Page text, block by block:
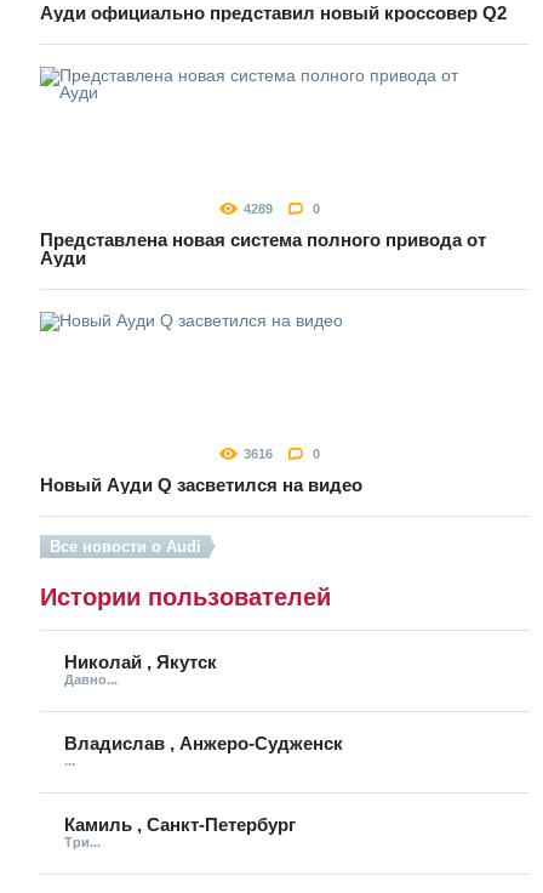
Ауди официально представил новый кроссовер Q2
4289 0
Представлена новая система полного привода от
Ауди
3616 0
Новый Ауди Q засветился на видео
Все новости о Audi
Истории пользователей
Николай , Якутск
Давно...
Владислав , Анжеро-Судженск
...
Камиль , Санкт-Петербург
Три...